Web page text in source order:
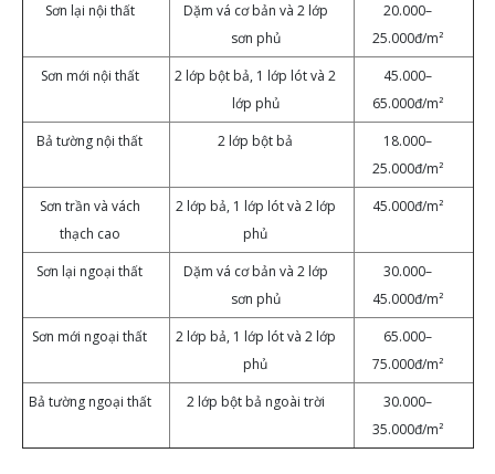
Sơn lại nội thất
Dặm vá cơ bản và 2 lớp
sơn phủ
20.000–
25.000đ/m²
Sơn mới nội thất
2 lớp bột bả, 1 lớp lót và 2
lớp phủ
45.000–
65.000đ/m²
Bả tường nội thất
2 lớp bột bả
18.000–
25.000đ/m²
Sơn trần và vách
thạch cao
2 lớp bả, 1 lớp lót và 2 lớp
phủ
45.000đ/m²
Sơn lại ngoại thất
Dặm vá cơ bản và 2 lớp
sơn phủ
30.000–
45.000đ/m²
Sơn mới ngoại thất
2 lớp bả, 1 lớp lót và 2 lớp
phủ
65.000–
75.000đ/m²
Bả tường ngoại thất
2 lớp bột bả ngoài trời
30.000–
35.000đ/m²